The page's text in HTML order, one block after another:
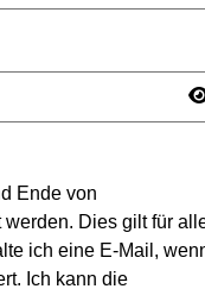
Ende von
Dies gilt für
ich eine E-Mail,
Ich kann die